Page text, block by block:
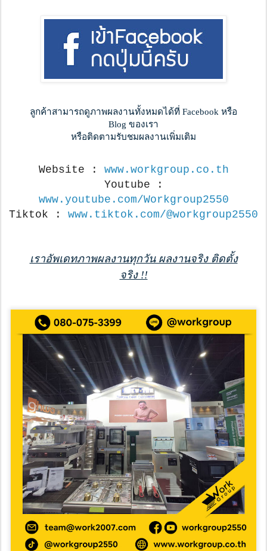
ลูกค้าสามารถดูภาพผลงานทั้งหมดได้ที่ Facebook หรือ
Blog ของเรา
หรือติดตามรับชมผลงานเพิ่มเติม
Website : www.workgroup.co.th
Youtube :
www.youtube.com/Workgroup2550
Tiktok : www.tiktok.com/@workgroup2550
เราอัพเดทภาพผลงานทุกวัน ผลงานจริง ติดตั้ง
จริง !!